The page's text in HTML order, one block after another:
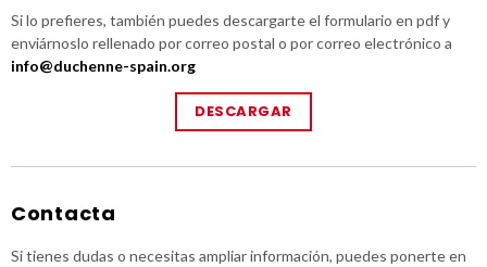
Si lo prefieres, también puedes descargarte el formulario en pdf y
enviárnoslo rellenado por correo postal o por correo electrónico a
info@duchenne-spain.org
DESCARGAR
Contacta
Si tienes dudas o necesitas ampliar información, puedes ponerte en